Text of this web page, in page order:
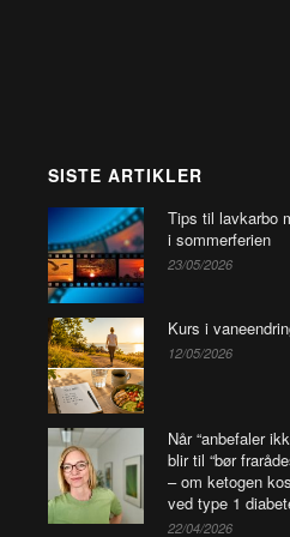
SISTE ARTIKLER
Tips til lavkarbo
i sommerferien
23/05/2026
Kurs i
12/05/2026
Når “anbefaler
blir til “bør
– om ketogen
ved type 1
22/04/2026